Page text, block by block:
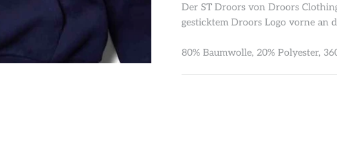
Der ST Droors von Droors
gesticktem Droors Logo vorne an
80% Baumwolle, 20% Polyester,